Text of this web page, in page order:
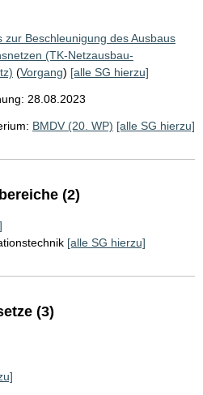
zur Beschleunigung des Ausbaus
(TK-Netzausbau-
(Vorgang) [alle SG hierzu]
28.08.2023
BMDV (20. WP) [alle SG hierzu]
(2)
[alle SG hierzu]
(3)